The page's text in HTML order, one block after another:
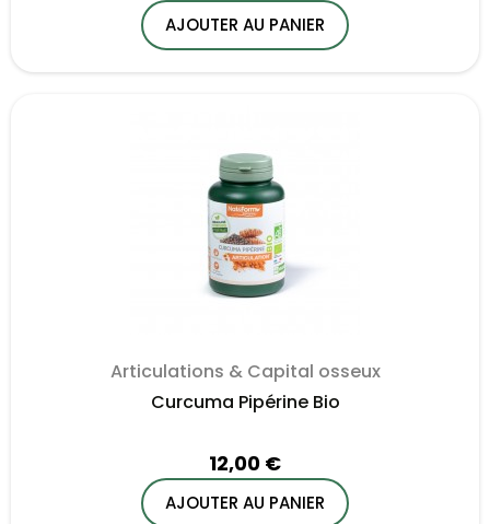
AJOUTER AU PANIER
Articulations & Capital osseux
Curcuma Pipérine Bio
12,00 €
AJOUTER AU PANIER